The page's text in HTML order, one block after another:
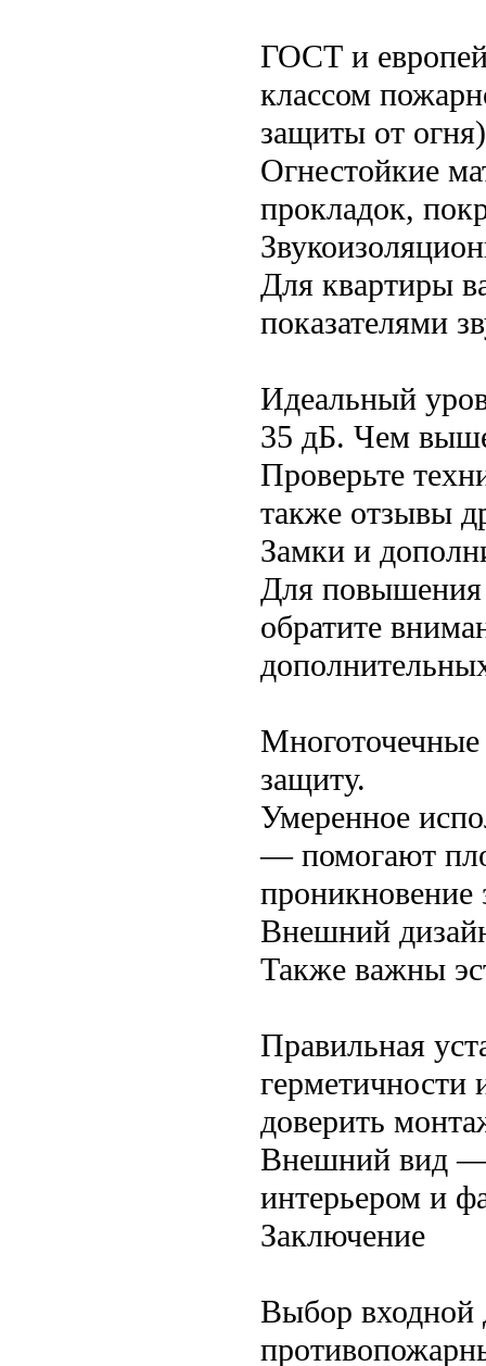
ГОСТ и
классом
защиты от
Огнестойкие
прокладок,
Для квартиры
показателями
Идеальный
35 дБ. Чем
Проверьте
также отзывы
Замки и
Для повышения
обратите
защиту.
Умеренное
— помогают
проникновение
Внешний
Также важны
Правильная
герметичности
доверить
Внешний вид —
интерьером и
Заключение
Выбор входной